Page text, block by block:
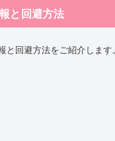
と回避方法
回避方法をご紹介します。